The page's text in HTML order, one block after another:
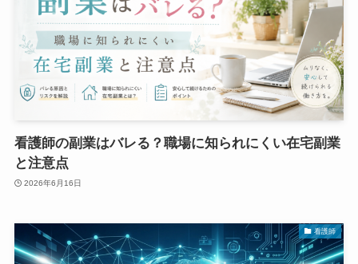
看護師の副業はバレる？職場に知られにくい在宅副業
と注意点
2026年6月16日
看護師